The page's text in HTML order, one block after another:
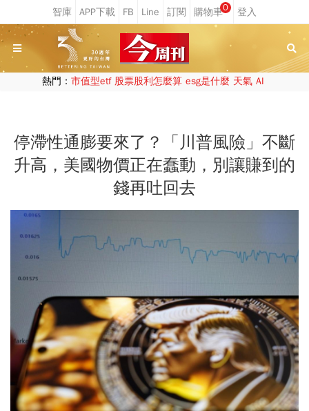
0
熱門： 市值型etf 股票股利怎麼算 esg是什麼 天氣 AI
停滯性通膨要來了？「川普風險」不斷
升高，美國物價正在蠢動，別讓賺到的
錢再吐回去